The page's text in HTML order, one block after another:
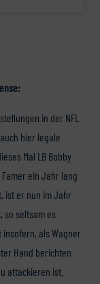
in der NFL
hier legale
Mal LB Bobby
ein Jahr lang
ist er nun im Jahr
so seltsam es
insofern, als Wagner
Hand berichten
attackieren ist.